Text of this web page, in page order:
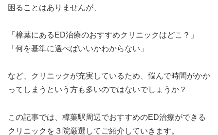
困ることはありませんが、
「樟葉にあるED治療のおすすめクリニックはどこ？」
「何を基準に選べばいいかわからない」
など、クリニックが充実しているため、悩んで時間がかか
ってしまうという方も多いのではないでしょうか？
この記事では、樟葉駅周辺でおすすめのED治療ができる
クリニックを３院厳選してご紹介していきます。